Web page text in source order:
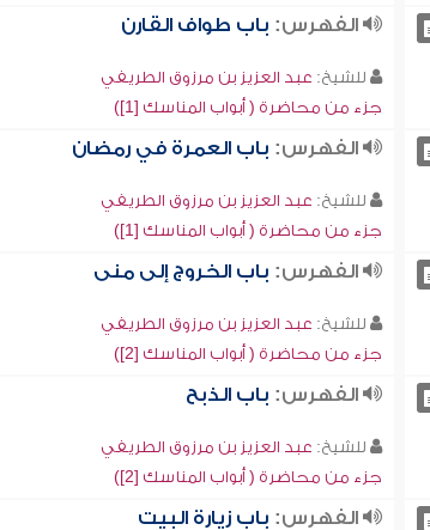
الفهرس: باب طواف القارن
للشيخ: عبد العزيز بن مرزوق الطريفي
جزء من محاضرة ( أبواب المناسك [1])
الفهرس: باب العمرة في رمضان
للشيخ: عبد العزيز بن مرزوق الطريفي
جزء من محاضرة ( أبواب المناسك [1])
الفهرس: باب الخروج إلى منى
للشيخ: عبد العزيز بن مرزوق الطريفي
جزء من محاضرة ( أبواب المناسك [2])
الفهرس: باب الذبح
للشيخ: عبد العزيز بن مرزوق الطريفي
جزء من محاضرة ( أبواب المناسك [2])
الفهرس: باب زيارة البيت